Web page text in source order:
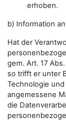
erhoben.
b) Information
Hat der
gem. Art. 17
so trifft er unter
Technologie
angemessene
die